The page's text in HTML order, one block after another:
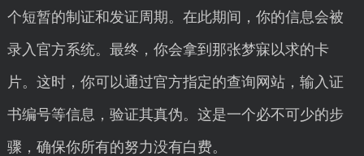
个短暂的制证和发证周期。在此期间，你的信息会被
录入官方系统。最终，你会拿到那张梦寐以求的卡
片。这时，你可以通过官方指定的查询网站，输入证
书编号等信息，验证其真伪。这是一个必不可少的步
骤，确保你所有的努力没有白费。